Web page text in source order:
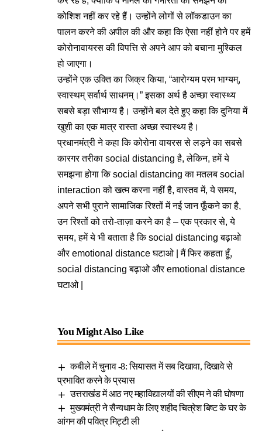
कोशिश नहीं कर रहे हैं। उन्होंने लोगों से लॉकडाउन का
पालन करने की अपील की और कहा कि ऐसा नहीं होने पर हमें
कोरोनावायरस की विपत्ति से अपने आप को बचाना मुश्किल
हो जाएगा।
उन्होंने एक उक्ति का जिक्र किया, “आरोग्यम परम भाग्यम्,
स्वास्थम् सर्वार्थ साधनम्।” इसका अर्थ है अच्छा स्वास्थ्य
सबसे बड़ा सौभाग्य है। उन्होंने बल देते हुए कहा कि दुनिया में
खुशी का एक मात्र रास्ता अच्छा स्वास्थ्य है।
प्रधानमंत्री ने कहा कि कोरोना वायरस से लड़ने का सबसे
कारगर तरीका social distancing है, लेकिन, हमें ये
समझना होगा कि social distancing का मतलब social
interaction को खत्म करना नहीं है, वास्तव में, ये समय,
अपने सभी पुराने सामाजिक रिश्तों में नई जान फूँकने का है,
उन रिश्तों को तरो-ताज़ा करने का है – एक प्रकार से, ये
समय, हमें ये भी बताता है कि social distancing बढ़ाओ
और emotional distance घटाओ | मैं फिर कहता हूँ,
social distancing बढ़ाओ और emotional distance
घटाओ |
You Might Also Like
कबीले में चुनाव -8: सियासत में सब दिखावा, दिखावे से
प्रभावित करने के प्रयास
उत्तराखंड में आठ नए महाविद्यालयों की सीएम ने की घोषणा
मुख्यमंत्री ने सैन्यधाम के लिए शहीद चित्रेश बिष्ट के घर के
आंगन की पवित्र मिट्टी ली